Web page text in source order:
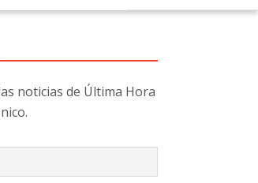
noticias de Última Hora